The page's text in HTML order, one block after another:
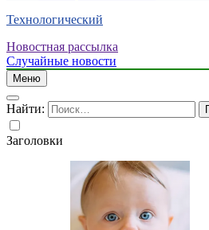
Технологический
Новостная рассылка
Случайные новости
Меню
Найти:
Заголовки